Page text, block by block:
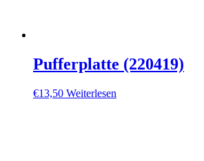
Pufferplatte (220419)
€13,50 Weiterlesen